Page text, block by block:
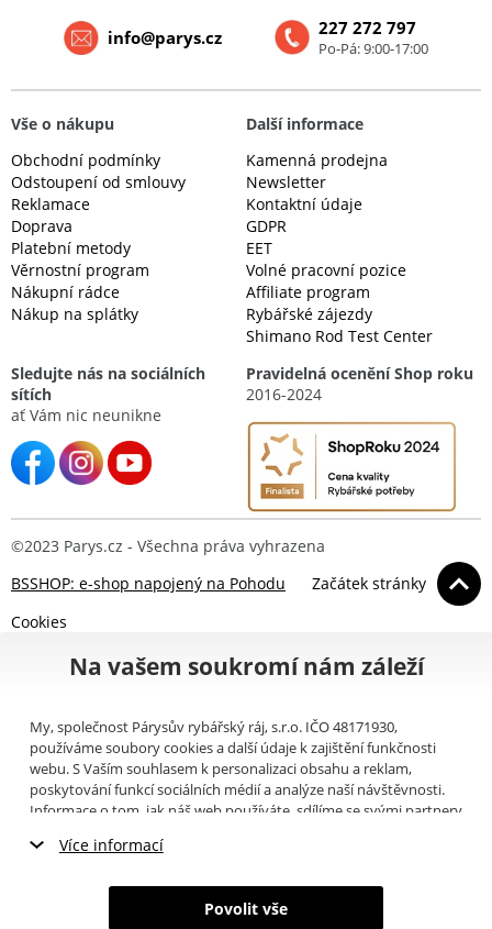
227 272 797
Po-Pá: 9:00-17:00
info@parys.cz
Vše o nákupu
Obchodní podmínky
Odstoupení od smlouvy
Reklamace
Doprava
Platební metody
Věrnostní program
Nákupní rádce
Nákup na splátky
Další informace
Kamenná prodejna
Newsletter
Kontaktní údaje
GDPR
EET
Volné pracovní pozice
Affiliate program
Rybářské zájezdy
Shimano Rod Test Center
Sledujte nás na sociálních
sítích
ať Vám nic neunikne
Pravidelná ocenění Shop roku
2016-2024
©2023 Parys.cz - Všechna práva vyhrazena
BSSHOP: e-shop napojený na Pohodu
Začátek stránky
Cookies
Na vašem soukromí nám záleží
My, společnost Párysův rybářský ráj, s.r.o. IČO 48171930,
používáme soubory cookies a další údaje k zajištění funkčnosti
webu. S Vaším souhlasem k personalizaci obsahu a reklam,
poskytování funkcí sociálních médií a analýze naší návštěvnosti.
Informace o tom, jak náš web používáte, sdílíme se svými partnery
můžete přečíst, jak tyto informace Google používá. Partneři tyto
poskytli nebo které získali v důsledku toho, že používáte jejich
služby. Tyto údaje zahrnují cookies, data z dalších úložišť, IP
Více informací
Nezbytné cookies
Povolit vše